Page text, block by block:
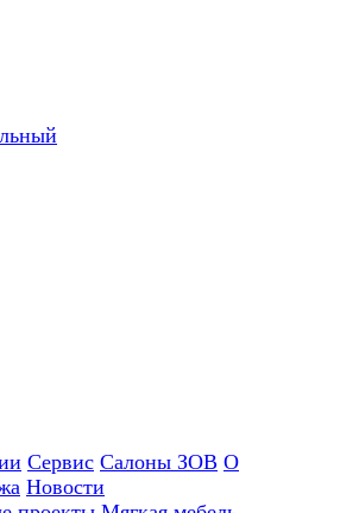
Сервис Салоны ЗОВ О
Новости